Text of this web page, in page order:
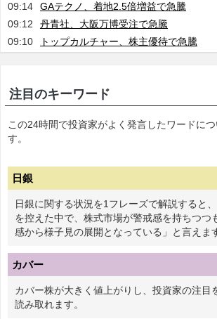
09:14
GAテクノ、着地2.5倍増益で急騰
09:12
丹青社、大阪万博受注で急騰
09:10
トップカルチャー、株主優待で急騰
注目のキーワード
この24時間で投資家がよく発言したワードに
す。
日銀
日銀に関する状況を1フレーズで解説すると
を控えた中で、株式市場が警戒感を持ちつつ
感から様子見の展開となっている」と言えま
カバー
カバー株が大きく値上がりし、投資家の注目
読み取れます。